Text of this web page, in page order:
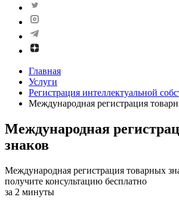
Главная
Услуги
Регистрация интеллектуальной
Международная регистрация
Международная
знаков
Международная регистрация товарных
получите консультацию бесплатно
за 2 минуты